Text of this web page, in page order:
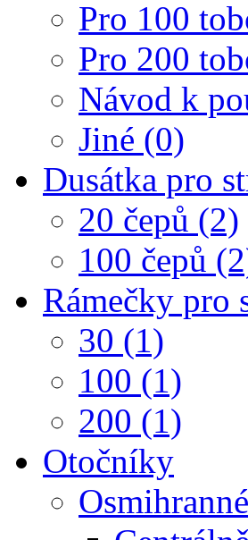
Pro 100
Pro 200
Návod k
Jiné (0)
Dusátka pro
20 čepů (2)
100 čepů
Rámečky pro
30 (1)
100 (1)
200 (1)
Otočníky